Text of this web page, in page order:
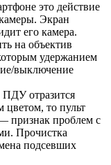
это действие
Экран
его камера.
на объектив
удержанием
выключение
ПДУ отразится
то пульт
признак проблем с
Прочистка
подсевших